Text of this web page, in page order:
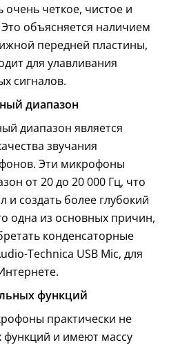
очень четкое, чистое и
объясняется наличием
передней пластины,
для улавливания
сигналов.
диапазон
диапазон является
звучания
Эти микрофоны
от 20 до 20 000 Гц, что
и создать более глубокий
одна из основных причин,
конденсаторные
Technica USB Mic, для
функций
практически не
и имеют массу